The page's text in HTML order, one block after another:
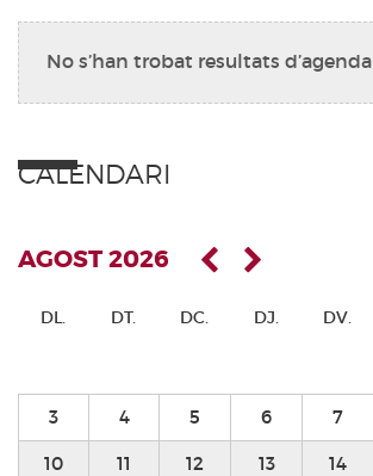
No s’han trobat resultats d’agenda
CALENDARI
AGOST 2026
DL. DT. DC. DJ. DV.
3 4 5 6 7
10 11 12 13 14